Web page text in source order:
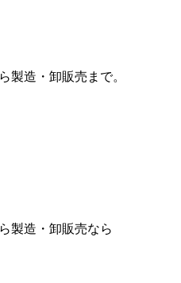
製造・卸販売まで。
製造・卸販売なら